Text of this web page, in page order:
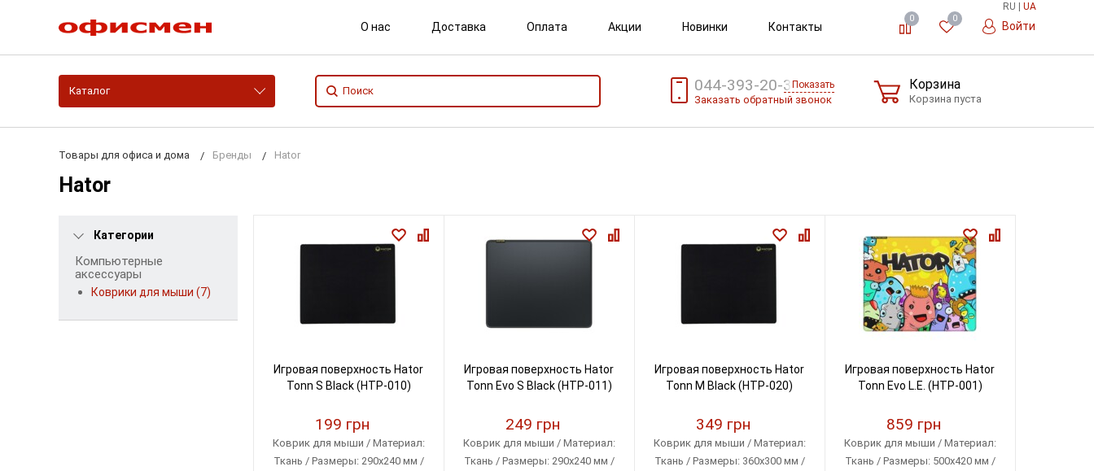
RU UA
О нас Доставка Оплата Акции Новинки Контакты
0 0
Войти
Каталог 044-393-20-36Показать
Заказать обратный звонок
Корзина
Корзина пуста
Товары для офиса и дома Бренды Hator
Hator
Категории
Компьютерные
аксессуары
Коврики для мыши (7)
Игровая поверхность Hator
Tonn S Black (HTP-010)
199 грн
Коврик для мыши / Материал:
Ткань / Размеры: 290х240 мм /
Игровая поверхность Hator
Tonn Evo S Black (HTP-011)
249 грн
Коврик для мыши / Материал:
Ткань / Размеры: 290х240 мм /
Игровая поверхность Hator
Tonn M Black (HTP-020)
349 грн
Коврик для мыши / Материал:
Ткань / Размеры: 360х300 мм /
Игровая поверхность Hator
Tonn Evo L.E. (HTP-001)
859 грн
Коврик для мыши / Материал:
Ткань / Размеры: 500х420 мм /